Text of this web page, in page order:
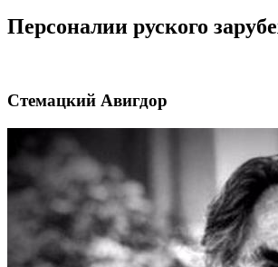
Персоналии руского
Стемацкий Авигдор